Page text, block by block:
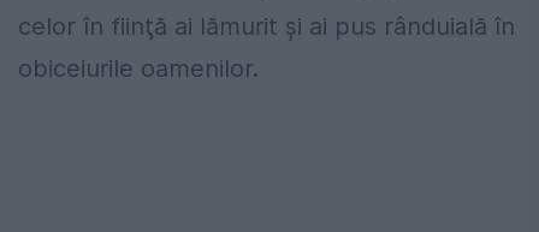
celor în fiinţă ai lămurit şi ai pus rânduială în
obiceiurile oamenilor.